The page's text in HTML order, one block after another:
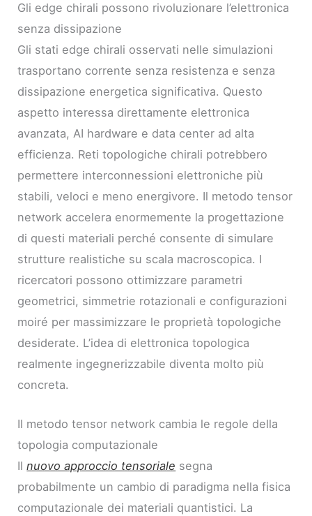
Gli edge chirali possono rivoluzionare l’elettronica
senza dissipazione
Gli stati edge chirali osservati nelle simulazioni
trasportano corrente senza resistenza e senza
dissipazione energetica significativa. Questo
aspetto interessa direttamente elettronica
avanzata, AI hardware e data center ad alta
efficienza. Reti topologiche chirali potrebbero
permettere interconnessioni elettroniche più
stabili, veloci e meno energivore. Il metodo tensor
network accelera enormemente la progettazione
di questi materiali perché consente di simulare
strutture realistiche su scala macroscopica. I
ricercatori possono ottimizzare parametri
geometrici, simmetrie rotazionali e configurazioni
moiré per massimizzare le proprietà topologiche
desiderate. L’idea di elettronica topologica
realmente ingegnerizzabile diventa molto più
concreta.
Il metodo tensor network cambia le regole della
topologia computazionale
Ilnuovo approccio tensoriale segna
probabilmente un cambio di paradigma nella fisica
computazionale dei materiali quantistici. La